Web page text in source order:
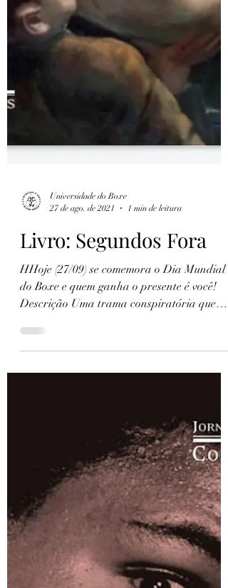
Universidade do Boxe
27 de ago. de 2021
1 min de leitura
Livro: Segundos Fora
HHoje (27/09) se comemora o Dia Mundial